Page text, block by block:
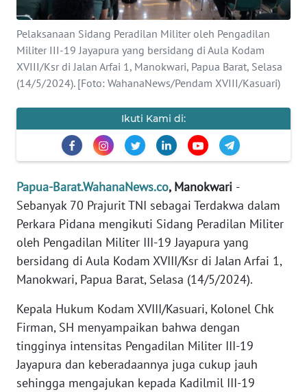
Pelaksanaan Sidang Peradilan Militer oleh Pengadilan
Militer III-19 Jayapura yang bersidang di Aula Kodam
XVIII/Ksr di Jalan Arfai 1, Manokwari, Papua Barat, Selasa
(14/5/2024). [Foto: WahanaNews/Pendam XVIII/Kasuari)
Ikuti Kami di:
Papua-Barat.WahanaNews.co, Manokwari -
Sebanyak 70 Prajurit TNI sebagai Terdakwa dalam
Perkara Pidana mengikuti Sidang Peradilan Militer
oleh Pengadilan Militer III-19 Jayapura yang
bersidang di Aula Kodam XVIII/Ksr di Jalan Arfai 1,
Manokwari, Papua Barat, Selasa (14/5/2024).
Kepala Hukum Kodam XVIII/Kasuari, Kolonel Chk
Firman, SH menyampaikan bahwa dengan
tingginya intensitas Pengadilan Militer III-19
Jayapura dan keberadaannya juga cukup jauh
sehingga mengajukan kepada Kadilmil III-19
INFO
IKLAN
TENTANG
PEDOMAN
SIBER
REDAKSI
KARIR
DISCLAIMER
Wahana
News
Regional
WN
SUMUT